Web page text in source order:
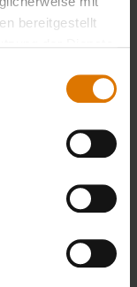
bereitgestellt